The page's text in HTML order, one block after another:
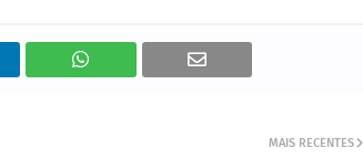
MAIS RECENTES